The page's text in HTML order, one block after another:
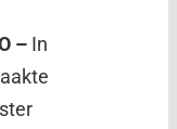
– In